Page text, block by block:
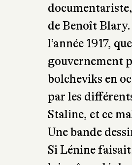
sujet.
Comme bon
forcément
mencheviks, les
révolution mais
commencer en
de Benoît
l’année 1917,